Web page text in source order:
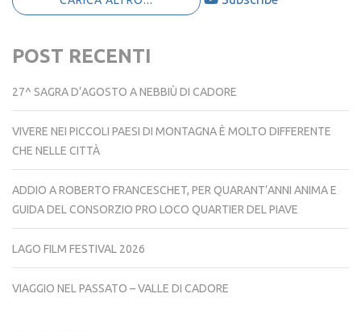
CARICA ALTRO...
27^ SAGRA D’AGOSTO A NEBBIÙ DI CADORE
VIVERE NEI PICCOLI PAESI DI MONTAGNA È MOLTO DIFFERENTE
CHE NELLE CITTÀ
ADDIO A ROBERTO FRANCESCHET, PER QUARANT’ANNI ANIMA E
GUIDA DEL CONSORZIO PRO LOCO QUARTIER DEL PIAVE
LAGO FILM FESTIVAL 2026